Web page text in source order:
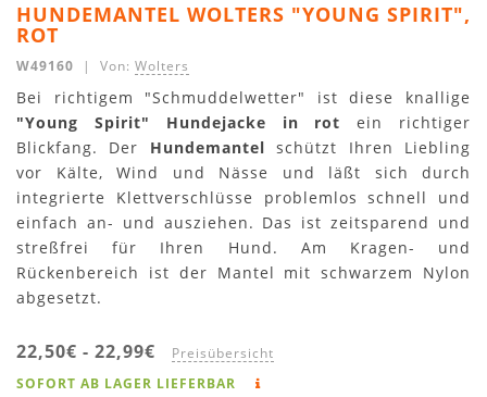
HUNDEMANTEL WOLTERS "YOUNG SPIRIT",
ROT
W49160 | Von: Wolters
Bei richtigem "Schmuddelwetter" ist diese knallige
"Young Spirit" Hundejacke in rot ein richtiger
Blickfang. Der Hundemantel schützt Ihren Liebling
vor Kälte, Wind und Nässe und läßt sich durch
integrierte Klettverschlüsse problemlos schnell und
einfach an- und ausziehen. Das ist zeitsparend und
streßfrei für Ihren Hund. Am Kragen- und
Rückenbereich ist der Mantel mit schwarzem Nylon
abgesetzt.
22,50€ - 22,99€ Preisübersicht
SOFORT AB LAGER LIEFERBAR